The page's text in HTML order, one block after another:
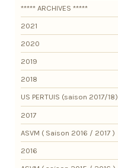
***** ARCHIVES *****
2021
2020
2019
2018
US PERTUIS (saison 2017/18)
2017
ASVM ( Saison 2016 / 2017 )
2016